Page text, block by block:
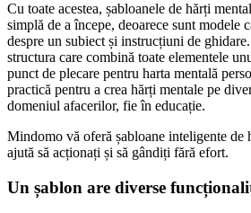
Cu toate acestea, șabloanele de hărți
simplă de a începe, deoarece sunt modele
despre un subiect și instrucțiuni de
structura care combină toate elementele
punct de plecare pentru harta mentală
practică pentru a crea hărți mentale pe
domeniul afacerilor, fie în educație.
Mindomo vă oferă șabloane inteligente de
ajută să acționați și să gândiți fără efort.
Un șablon are diverse